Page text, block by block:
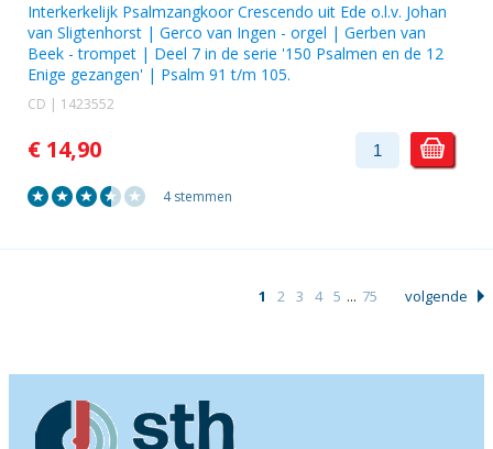
Interkerkelijk Psalmzangkoor Crescendo uit Ede o.l.v. Johan
van Sligtenhorst | Gerco van Ingen - orgel | Gerben van
Beek - trompet | Deel 7 in de serie '150 Psalmen en de 12
Enige gezangen' | Psalm 91 t/m 105.
CD | 1423552
€ 14,90
4 stemmen
1 2 3 4 5 ... 75 volgende